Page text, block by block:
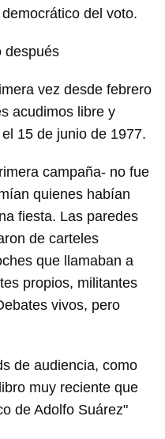
del voto.
después
vez desde febrero
acudimos libre y
15 de junio de 1977.
campaña- no fue
quienes habían
fiesta. Las paredes
de carteles
que llamaban a
propios, militantes
vivos, pero
de audiencia, como
muy reciente que
de Adolfo Suárez"